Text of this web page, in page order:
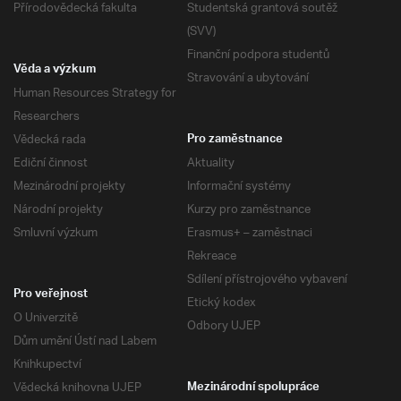
Přírodovědecká fakulta
Studentská grantová soutěž
(SVV)
Finanční podpora studentů
Stravování a ubytování
Věda a výzkum
Human Resources Strategy for
Researchers
Vědecká rada
Ediční činnost
Mezinárodní projekty
Národní projekty
Smluvní výzkum
Pro zaměstnance
Aktuality
Informační systémy
Kurzy pro zaměstnance
Erasmus+ – zaměstnaci
Rekreace
Sdílení přístrojového vybavení
Etický kodex
Odbory UJEP
Pro veřejnost
O Univerzitě
Dům umění Ústí nad Labem
Knihkupectví
Vědecká knihovna UJEP
Mezinárodní spolupráce